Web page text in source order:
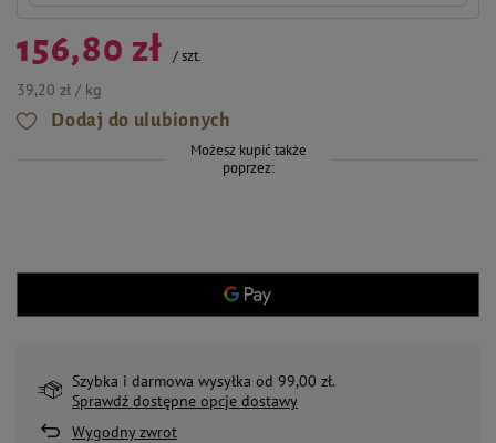
156,80 zł /szt.
39,20 zł / kg
Dodaj do ulubionych
Możesz kupić także
poprzez:
Szybka i darmowa wysyłka od 99,00 zł.
Sprawdź dostępne opcje dostawy
Wygodny zwrot